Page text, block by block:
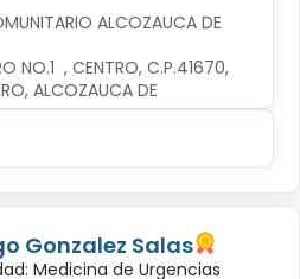
ALCOZAUCA DE
NO.1  , CENTRO, C.P.41670,
ALCOZAUCA DE
Gonzalez Salas
Medicina de Urgencias